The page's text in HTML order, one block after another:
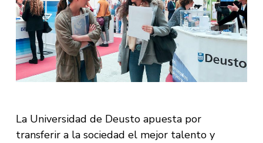
La Universidad de Deusto apuesta por
transferir a la sociedad el mejor talento y